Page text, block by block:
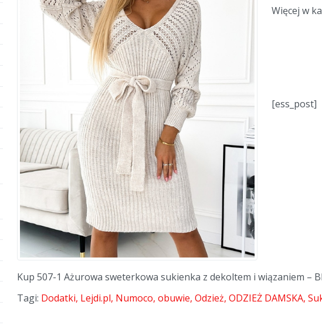
Więcej w
[ess_post]
Kup 507-1 Ażurowa sweterkowa sukienka z dekoltem i wiązaniem –
Tagi: Dodatki Lejdi.pl Numoco obuwie Odzież ODZIEŻ DAMSKA